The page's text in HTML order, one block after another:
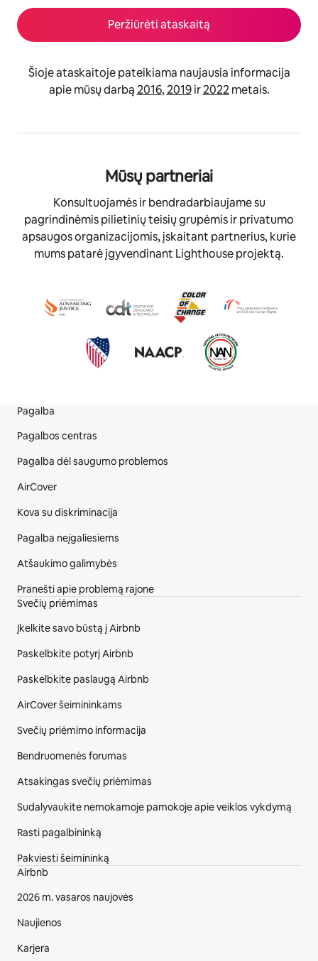
Peržiūrėti ataskaitą
Šioje ataskaitoje pateikiama naujausia informacija
apie mūsų darbą2016,2019ir2022metais.
Mūsų partneriai
Konsultuojamės ir bendradarbiaujame su
pagrindinėmis pilietinių teisių grupėmis ir privatumo
apsaugos organizacijomis, įskaitant partnerius, kurie
mums patarė įgyvendinant Lighthouse projektą.
Svetainės poraštė
Pagalba
Pagalbos centras
Pagalba dėl saugumo problemos
AirCover
Kova su diskriminacija
Pagalba neįgaliesiems
Atšaukimo galimybės
Pranešti apie problemą rajone
Svečių priėmimas
Įkelkite savo būstą į Airbnb
Paskelbkite potyrį Airbnb
Paskelbkite paslaugą Airbnb
AirCover šeimininkams
Svečių priėmimo informacija
Bendruomenės forumas
Atsakingas svečių priėmimas
Sudalyvaukite nemokamoje pamokoje apie veiklos vykdymą
Rasti pagalbininką
Pakviesti šeimininką
Airbnb
2026 m. vasaros naujovės
Naujienos
Karjera